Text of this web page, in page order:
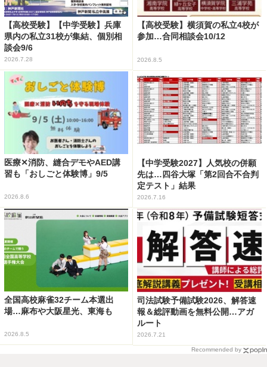
【高校受験】【中学受験】兵庫
県内の私立31校が集結、個別相
談会9/6
2026.7.28
【高校受験】横須賀の私立4校が
参加…合同相談会10/12
2026.8.5
医療✕消防、縫合デモやAED講
習も「おしごと体験博」9/5
2026.8.6
【中学受験2027】人気校の併願
先は…四谷大塚「第2回合不合判
定テスト」結果
2026.7.16
全国高校麻雀32チーム本選出
場…麻布や大阪星光、東海も
2026.8.5
司法試験予備試験2026、解答速
報＆総評動画を無料公開…アガ
ルート
2026.7.21
Recommended by